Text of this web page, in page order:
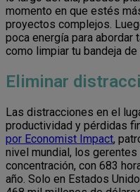
momento en que estés
proyectos complejos.
poca energía para abordar
como limpiar tu bandeja de
Eliminar
Las distracciones en el
productividad y pérdidas
por Economist Impact,
nivel mundial, los gerentes
concentración, con 683
año. Solo en Estados